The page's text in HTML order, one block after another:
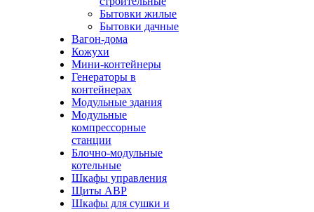
Бытовки жилые
Бытовки дачные
Вагон-дома
Кожухи
Мини-контейнеры
Генераторы в
контейнерах
Модульные здания
Модульные
компрессорные
станции
Блочно-модульные
котельные
Шкафы управления
Щиты АВР
Шкафы для сушки и